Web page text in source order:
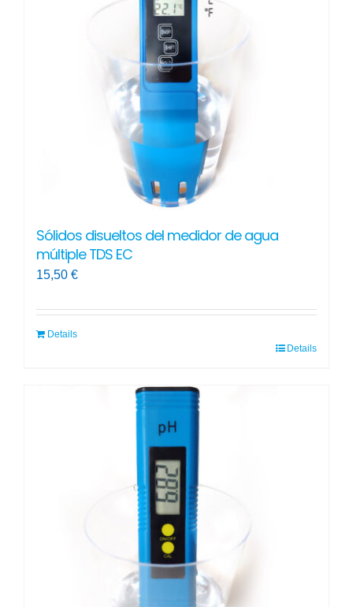
Sólidos disueltos del medidor de agua
múltiple TDS EC
15,50 €
Details
Details